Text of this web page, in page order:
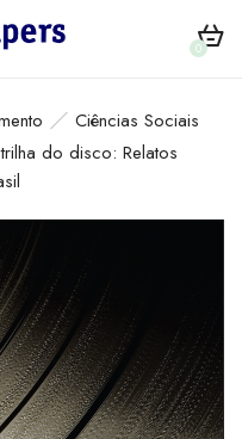
0
Ciências Sociais
do disco: Relatos